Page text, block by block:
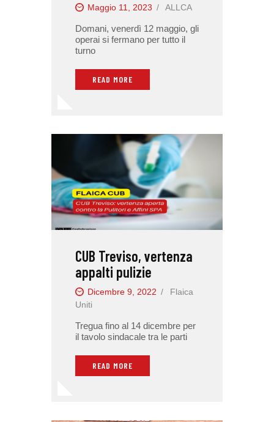
Maggio 11, 2023 ALLCA
Domani, venerdì 12 maggio, gli
operai si fermano per tutto il
turno
READ MORE
CUB Treviso, vertenza
appalti pulizie
Dicembre 9, 2022
Flaica
Uniti
Tregua fino al 14 dicembre per
il tavolo sindacale tra le parti
READ MORE